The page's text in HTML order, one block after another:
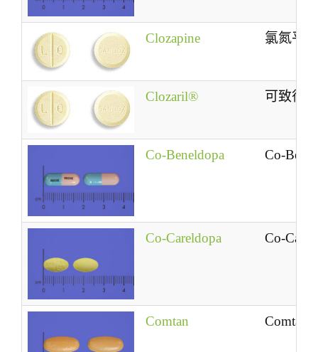
Clozapine 氯氮平
Clozaril® 可致律
Co-Beneldopa Co-
Co-Careldopa Co-
Comtan Comtan